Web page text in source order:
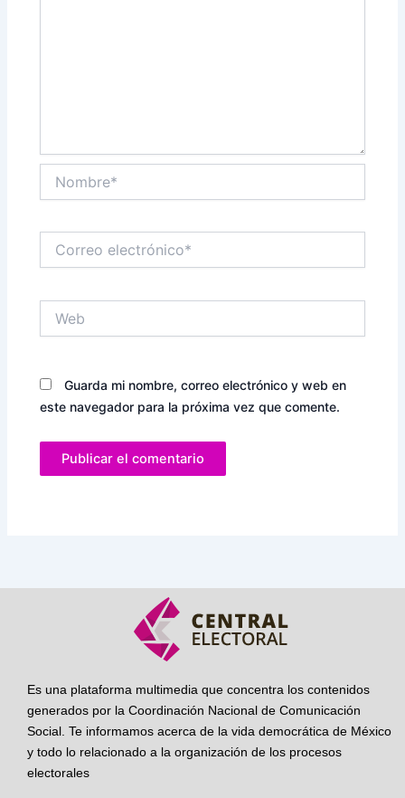
electrónico*
Guarda mi nombre, correo electrónico y web en
este navegador para la próxima vez que comente.
Es una plataforma multimedia que concentra los contenidos
generados por la Coordinación Nacional de Comunicación
Social. Te informamos acerca de la vida democrática de México
y todo lo relacionado a la organización de los procesos
electorales